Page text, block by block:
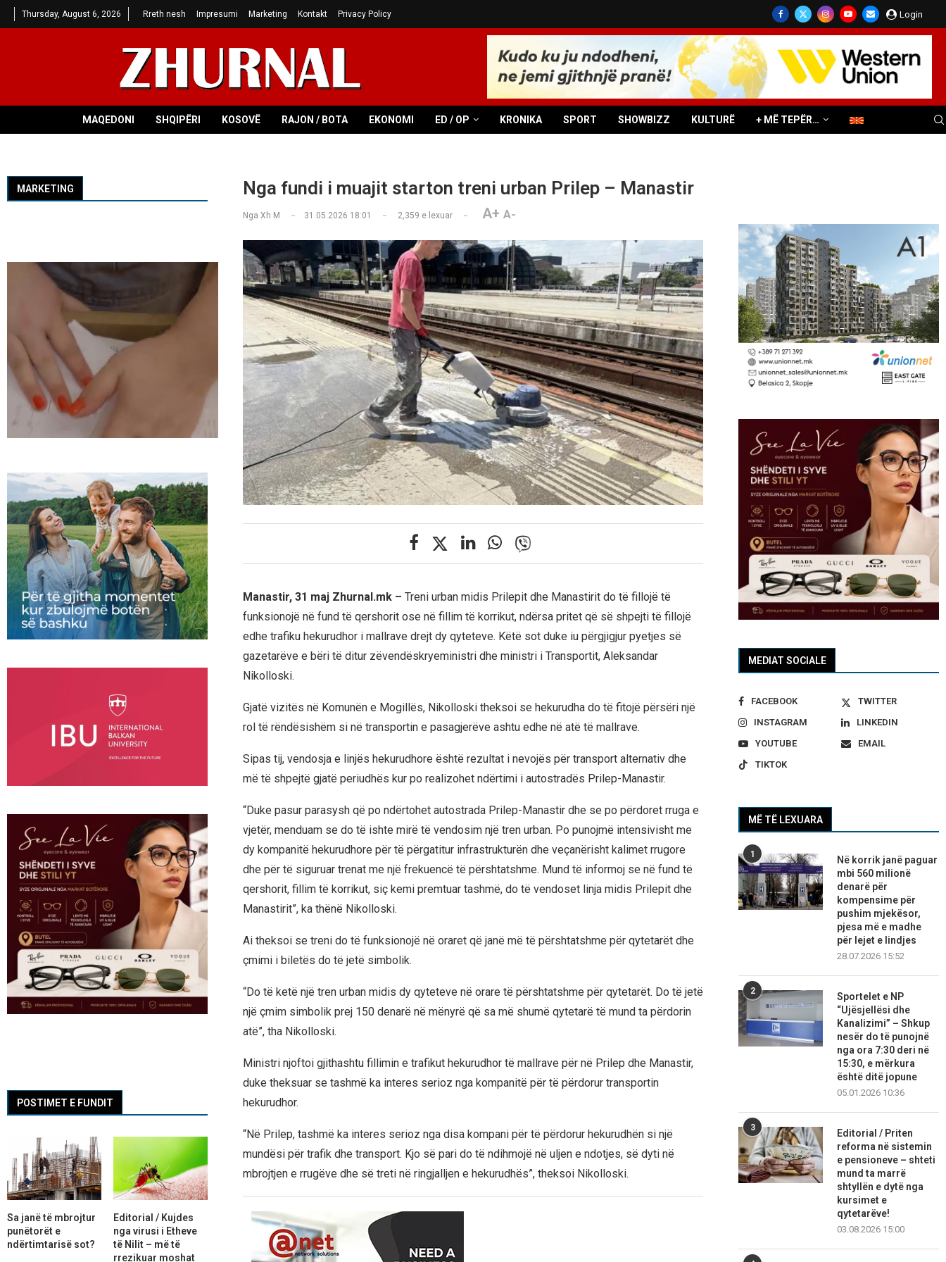
Thursday, August 6, 2026 Rreth nesh Impresumi Marketing Kontakt Privacy Policy Login
MAQEDONI SHQIPËRI KOSOVË RAJON / BOTA EKONOMI ED / OP KRONIKA SPORT SHOWBIZZ KULTURË + MË TEPËR…
Nga fundi i muajit starton treni urban Prilep – Manastir
Nga Xh M 31.05.2026 18:01 2,359 e lexuar A+ A-
Manastir, 31 maj Zhurnal.mk – Treni urban midis Prilepit dhe Manastirit do të fillojë të
funksionojë në fund të qershorit ose në fillim të korrikut, ndërsa pritet që së shpejti të fillojë
edhe trafiku hekurudhor i mallrave drejt dy qyteteve. Këtë sot duke iu përgjigjur pyetjes së
gazetarëve e bëri të ditur zëvendëskryeministri dhe ministri i Transportit, Aleksandar
Nikolloski.
Gjatë vizitës në Komunën e Mogillës, Nikolloski theksoi se hekurudha do të fitojë përsëri një
rol të rëndësishëm si në transportin e pasagjerëve ashtu edhe në atë të mallrave.
Sipas tij, vendosja e linjës hekurudhore është rezultat i nevojës për transport alternativ dhe
më të shpejtë gjatë periudhës kur po realizohet ndërtimi i autostradës Prilep-Manastir.
“Duke pasur parasysh që po ndërtohet autostrada Prilep-Manastir dhe se po përdoret rruga e
vjetër, menduam se do të ishte mirë të vendosim një tren urban. Po punojmë intensivisht me
dy kompanitë hekurudhore për të përgatitur infrastrukturën dhe veçanërisht kalimet rrugore
dhe për të siguruar trenat me një frekuencë të përshtatshme. Mund të informoj se në fund të
qershorit, fillim të korrikut, siç kemi premtuar tashmë, do të vendoset linja midis Prilepit dhe
Manastirit”, ka thënë Nikolloski.
Ai theksoi se treni do të funksionojë në oraret që janë më të përshtatshme për qytetarët dhe
çmimi i biletës do të jetë simbolik.
“Do të ketë një tren urban midis dy qyteteve në orare të përshtatshme për qytetarët. Do të jetë
një çmim simbolik prej 150 denarë në mënyrë që sa më shumë qytetarë të mund ta përdorin
atë”, tha Nikolloski.
Ministri njoftoi gjithashtu fillimin e trafikut hekurudhor të mallrave për në Prilep dhe Manastir,
duke theksuar se tashmë ka interes serioz nga kompanitë për të përdorur transportin
hekurudhor.
“Në Prilep, tashmë ka interes serioz nga disa kompani për të përdorur hekurudhën si një
mundësi për trafik dhe transport. Kjo së pari do të ndihmojë në uljen e ndotjes, së dyti në
mbrojtjen e rrugëve dhe së treti në ringjalljen e hekurudhës”, theksoi Nikolloski.
MEDIAT SOCIALE
FACEBOOK
TWITTER
INSTAGRAM
LINKEDIN
YOUTUBE
EMAIL
TIKTOK
MË TË LEXUARA
1
Në korrik janë paguar
mbi 560 milionë
denarë për
kompensime për
pushim mjekësor,
pjesa më e madhe
për lejet e lindjes
28.07.2026 15:52
2
Sportelet e NP
“Ujësjellësi dhe
Kanalizimi” – Shkup
nesër do të punojnë
nga ora 7:30 deri në
15:30, e mërkura
është ditë jopune
05.01.2026 10:36
3
Editorial / Priten
reforma në sistemin
e pensioneve – shteti
mund ta marrë
shtyllën e dytë nga
kursimet e
qytetarëve!
03.08.2026 15:00
MARKETING
POSTIMET E FUNDIT
Sa janë të mbrojtur
punëtorët e
ndërtimtarisë sot?
Editorial / Kujdes
nga virusi i Etheve
të Nilit – më të
rrezikuar moshat